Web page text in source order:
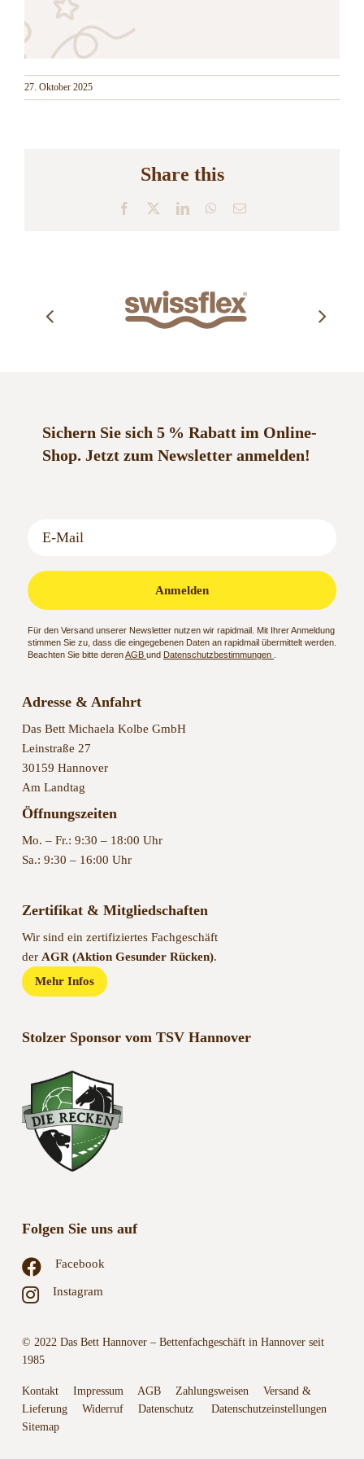
27. Oktober 2025
Share this
Facebook LinkedInWhatsApp
E-
Sichern Sie sich 5 % Rabatt im Online-
Shop. Jetzt zum Newsletter anmelden!
Anmelden
Für den Versand unserer Newsletter nutzen wir rapidmail. Mit Ihrer Anmeldung
stimmen Sie zu, dass die eingegebenen Daten an rapidmail übermittelt werden.
Beachten Sie bitte derenAGB und Datenschutzbestimmungen
Adresse & Anfahrt
Das Bett Michaela Kolbe GmbH
Leinstraße 27
30159 Hannover
Am Landtag
Öffnungszeiten
Mo. – Fr.: 9:30 – 18:00 Uhr
Sa.: 9:30 – 16:00 Uhr
Zertifikat & Mitgliedschaften
Wir sind ein zertifiziertes Fachgeschäft
der AGR (Aktion Gesunder Rücken).
Mehr Infos
Stolzer Sponsor vom TSV Hannover
Folgen Sie uns auf
Facebook
Instagram
© 2022 Das Bett Hannover – Bettenfachgeschäft in Hannover seit
1985
Kontakt Impressum AGB Zahlungsweisen
Versand &
Lieferung
Widerruf Datenschutz
Datenschutzeinstellungen
Sitemap